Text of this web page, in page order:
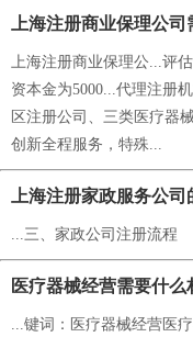
上海注册商业保理公
上海注册商业保理公...评
资本金为5000...代理注册
区注册公司、三类医疗器
创新全程服务，特殊...
上海注册家政服务公
...三、家政公司注册流程
医疗器械经营需要什么
...键词：医疗器械经营医